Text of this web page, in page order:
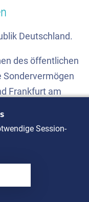
Deutschland.
des öffentlichen
Sondervermögen
Frankfurt am
Gerichtsstände.
Session-